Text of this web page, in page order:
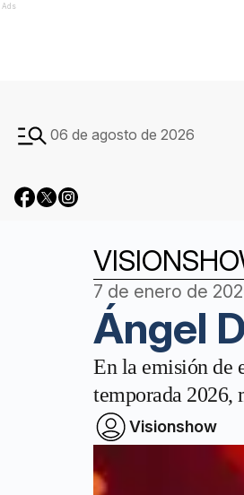
Ads
06 de agosto de 2026
7 de enero de
Ángel
En la emisión de
temporada 2026,
Visionshow